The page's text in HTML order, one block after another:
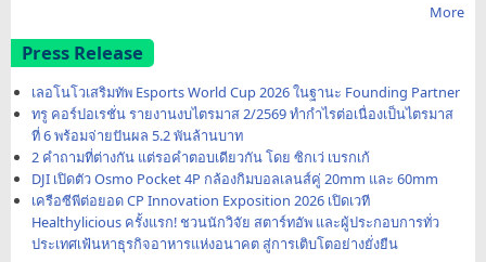
More
Press Release
เลอโนโวเสริมทัพ Esports World Cup 2026 ในฐานะ Founding Partner
ทรู คอร์ปอเรชั่น รายงานงบไตรมาส 2/2569 ทำกำไรต่อเนื่องเป็นไตรมาส
ที่ 6 พร้อมจ่ายปันผล 5.2 พันล้านบาท
2 คำถามที่ต่างกัน แต่รอคำตอบเดียวกัน โดย ซิกเว่ เบรกเก้
DJI เปิดตัว Osmo Pocket 4P กล้องกิมบอลเลนส์คู่ 20mm และ 60mm
เครือซีพีต่อยอด CP Innovation Exposition 2026 เปิดเวที
Healthylicious ครั้งแรก! ชวนนักวิจัย สตาร์ทอัพ และผู้ประกอบการทั่ว
ประเทศเฟ้นหาธุรกิจอาหารแห่งอนาคต สู่การเติบโตอย่างยั่งยืน